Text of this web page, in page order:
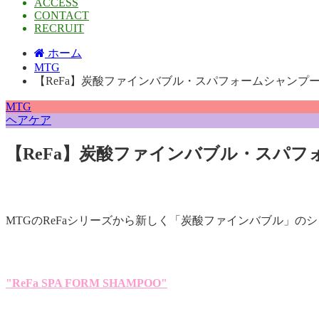
ACCESS
CONTACT
RECRUIT
ホーム
MTG
【ReFa】炭酸ファインバブル・スパフォームシャンプー
MTG
ヘアケア
【ReFa】炭酸ファインバブル・スパフ
MTGのReFaシリーズから新しく「炭酸ファインバブル」の
"ReFa SPA FORM SHAMPOO"